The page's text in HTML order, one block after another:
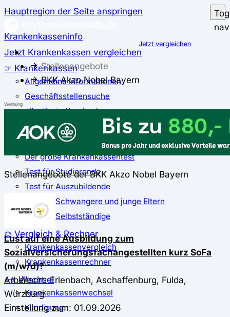
Hauptregion der Seite anspringen
Krankenkasseninfo
Jetzt Krankenkassen vergleichen
☞ Krankenkassen
Allgemeine Informationen
Geschäftsstellensuche
günstigste Krankenkassen
Zusatzbeitrag
✅ Krankenkassen Test
Der große Krankenkassentest
Test für Studierende
Test für Auszubildende
Test für Schwangere und junge Eltern
Test für Selbstständige
⚖️ Vergleich & Rechner
Krankenkassenvergleich
Krankenkassenrechner
↔ Wechsel
Krankenkassenwechsel
Kündigung
Jetzt vergleichen
Stellenangebote
BKK Akzo Nobel Bayern
Werbung
Stellenangebote der BKK Akzo Nobel Bayern
Lust auf eine Ausbildung zum
Sozialversicherungsfachangestellten kurz SoFa
(m/w/d)?
Arbeitsort: Erlenbach, Aschaffenburg, Fulda,
Würzburg
Einstellung zum: 01.09.2026